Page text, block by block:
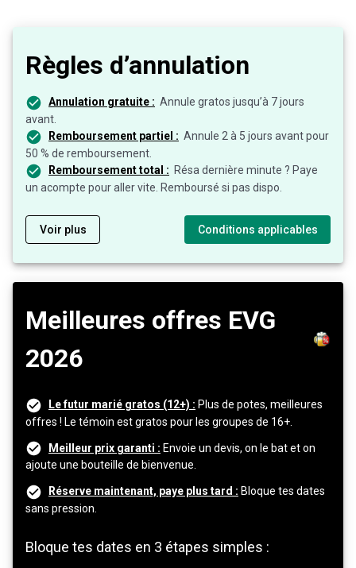
Règles d’annulation
Annulation gratuite : Annule gratos jusqu’à 7 jours
avant.
Remboursement partiel : Annule 2 à 5 jours avant pour
50 % de remboursement.
Remboursement total : Résa dernière minute ? Paye
un acompte pour aller vite. Remboursé si pas dispo.
Voir plus Conditions applicables
Meilleures offres EVG
2026
Le futur marié gratos (12+) : Plus de potes, meilleures
offres ! Le témoin est gratos pour les groupes de 16+.
Meilleur prix garanti : Envoie un devis, on le bat et on
ajoute une bouteille de bienvenue.
Réserve maintenant, paye plus tard : Bloque tes dates
sans pression.
Bloque tes dates en 3 étapes simples :